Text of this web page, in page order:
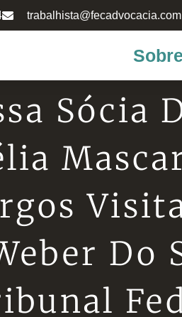
Sobre
Sócia
Do